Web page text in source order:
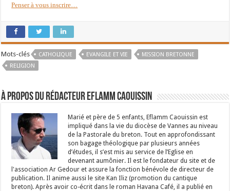
Penser à vous inscrire…
Mots-clés CATHOLIQUE EVANGILE ET VIE
MISSION BRETONNE
RELIGION
À propos du rédacteur Eflamm Caouissin
Marié et père de 5 enfants, Eflamm Caouissin est
impliqué dans la vie du diocèse de Vannes au niveau
de la Pastorale du breton. Tout en approfondissant
son bagage théologique par plusieurs années
d’études, il s’est mis au service de l’Eglise en
devenant aumônier. Il est le fondateur du site et de
l'association Ar Gedour et assure la fonction bénévole de directeur de
publication. Il anime aussi le site Kan Iliz (promotion du cantique
breton). Après avoir co-écrit dans le roman Havana Café, il a publié en